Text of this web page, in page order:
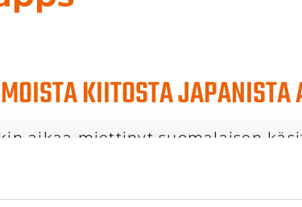
KIITOSTA JAPANISTA
aikaa miettinyt suomalaisen
hän perusti Ukko Schnapps -
yhteistyöstä Veslatecin kanssa.